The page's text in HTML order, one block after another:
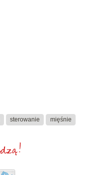
sterowanie mięśnie